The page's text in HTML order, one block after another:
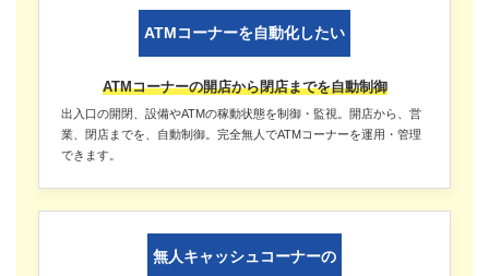
ATMコーナーを自動化したい
ATMコーナーの開店から閉店までを自動制御
出入口の開閉、設備やATMの稼動状態を制御・監視。開店から、営
業、閉店までを、自動制御。完全無人でATMコーナーを運用・管理
できます。
無人キャッシュコーナーの